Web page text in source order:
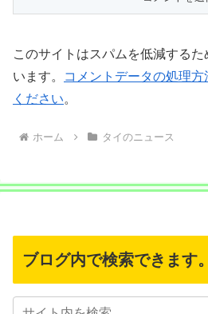
このサイトはスパムを低減する
います。
コメントデータの処理
ください。
ホーム タイのニュース
ブログ内で検索できます。